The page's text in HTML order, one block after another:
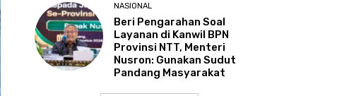
NASIONAL
Beri Pengarahan Soal
Layanan di Kanwil BPN
Provinsi NTT, Menteri
Nusron: Gunakan Sudut
Pandang Masyarakat